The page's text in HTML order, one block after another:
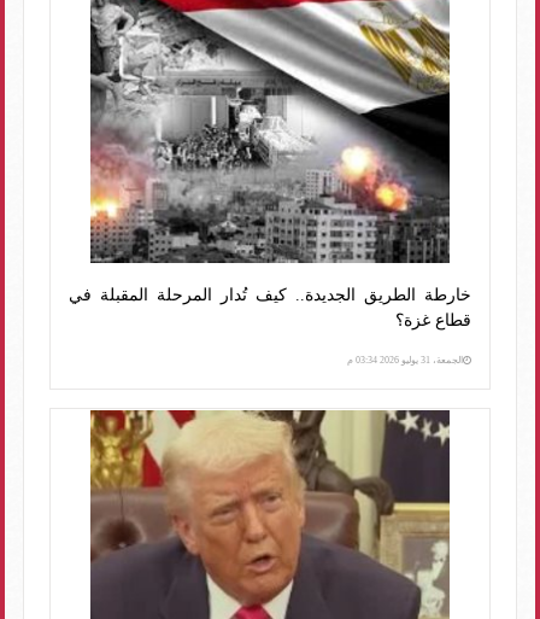
خارطة الطريق الجديدة.. كيف تُدار المرحلة المقبلة في
قطاع غزة؟
الجمعة، 31 يوليو 2026 03:34 م